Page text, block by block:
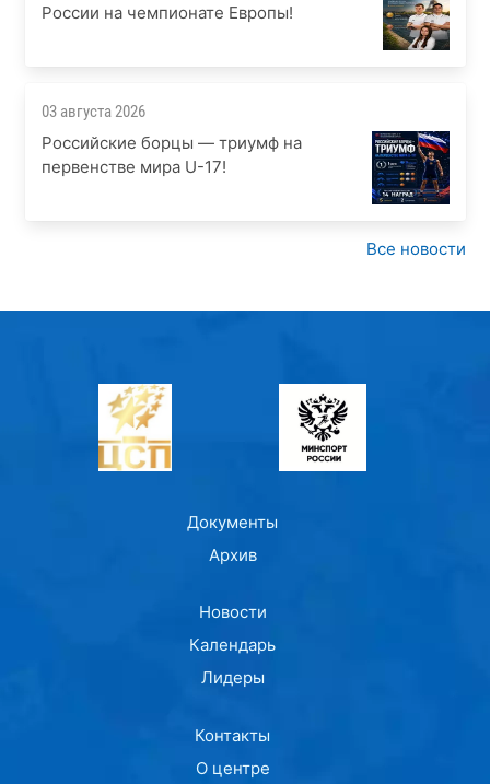
России на чемпионате Европы!
03 августа 2026
Российские борцы — триумф на
первенстве мира U-17!
Все новости
Документы
Архив
Новости
Календарь
Лидеры
Контакты
О центре